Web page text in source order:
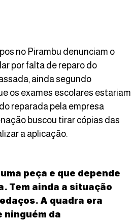
no Pirambu denunciam o
por falta de reparo do
ainda segundo
os exames escolares estariam
reparada pela empresa
buscou tirar cópias das
a aplicação.
peça e que depende
Tem ainda a situação
A quadra era
ninguém da